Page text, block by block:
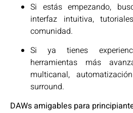
Si estás empezando,
interfaz intuitiva,
comunidad.
Si ya tienes
herramientas más
multicanal,
surround.
DAWs amigables para